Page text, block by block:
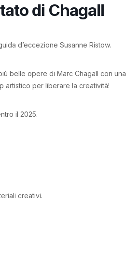
di Chagall
d’eccezione Susanne Ristow.
belle opere di Marc Chagall con una
artistico per liberare la creatività!
il 2025.
creativi.